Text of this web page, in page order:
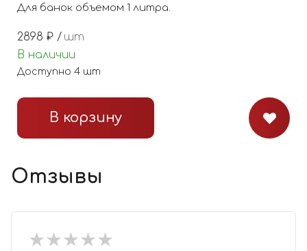
Для банок объемом 1 литра.
2898 ₽ / шт
В наличии
Доступно4 шт
В корзину
Отзывы
★★★★★
★★★★★